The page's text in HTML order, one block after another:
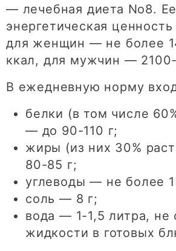
— лечебная диета No8. Ее
энергетическая ценность
для женщин — не более
ккал, для мужчин —
В ежедневную норму
белки (в том числе
— до 90-110 г;
жиры (из них 30%
80-85 г;
углеводы — не более
соль — 8 г;
вода — 1-1,5 литра, не
жидкости в готовых